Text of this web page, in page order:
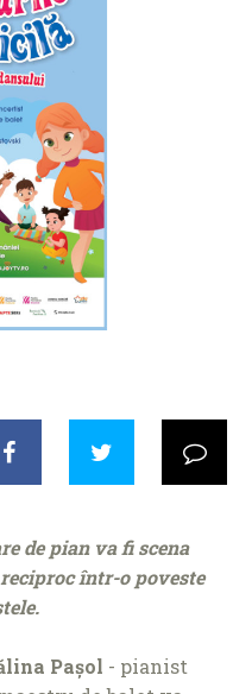
de pian va fi scena
într-o poveste
Pașol - pianist